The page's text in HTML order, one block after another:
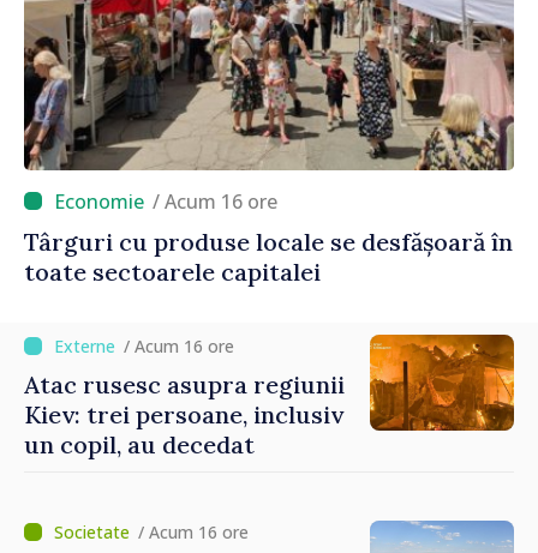
/ Acum 16 ore
Târguri cu produse locale se desfășoară în
toate sectoarele capitalei
/ Acum 16 ore
Atac rusesc asupra regiunii
Kiev: trei persoane, inclusiv
un copil, au decedat
/ Acum 16 ore